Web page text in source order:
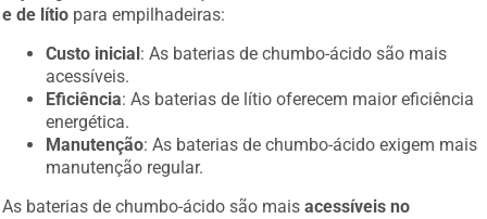
e de lítio para empilhadeiras:
Custo inicial: As baterias de chumbo-ácido são mais
acessíveis.
Eficiência: As baterias de lítio oferecem maior eficiência
energética.
Manutenção: As baterias de chumbo-ácido exigem mais
manutenção regular.
As baterias de chumbo-ácido são maisacessíveis no